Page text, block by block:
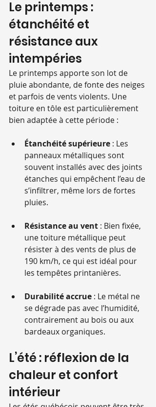
Le printemps :
étanchéité et
résistance aux
intempéries
Le printemps apporte son lot de
pluie abondante, de fonte des neiges
et parfois de vents violents. Une
toiture en tôle est particulièrement
bien adaptée à cette période :
Étanchéité supérieure : Les
panneaux métalliques sont
souvent installés avec des joints
étanches qui empêchent l’eau de
s’infiltrer, même lors de fortes
pluies.
Résistance au vent : Bien fixée,
une toiture métallique peut
résister à des vents de plus de
190 km/h, ce qui est idéal pour
les tempêtes printanières.
Durabilité accrue : Le métal ne
se dégrade pas avec l’humidité,
contrairement au bois ou aux
bardeaux organiques.
L’été : réflexion de la
chaleur et confort
intérieur